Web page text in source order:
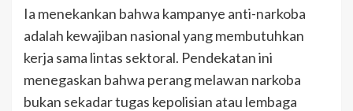
Ia menekankan bahwa kampanye anti-narkoba
adalah kewajiban nasional yang membutuhkan
kerja sama lintas sektoral. Pendekatan ini
menegaskan bahwa perang melawan narkoba
bukan sekadar tugas kepolisian atau lembaga